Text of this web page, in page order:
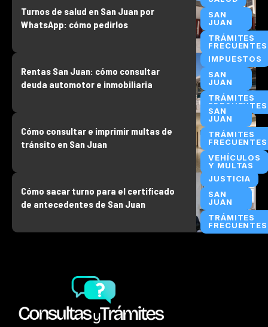
SAN
JUAN
TRÁMITES
FRECUENTES
Turnos de salud en San Juan por
WhatsApp: cómo pedirlos
IMPUESTOS
SAN
JUAN
TRÁMITES
FRECUENTES
Rentas San Juan: cómo consultar
deuda automotor e inmobiliaria
SAN
JUAN
TRÁMITES
FRECUENTES
VEHÍCULOS
Y MULTAS
Cómo consultar e imprimir multas de
tránsito en San Juan
JUSTICIA
SAN
JUAN
TRÁMITES
FRECUENTES
Cómo sacar turno para el certificado
de antecedentes de San Juan